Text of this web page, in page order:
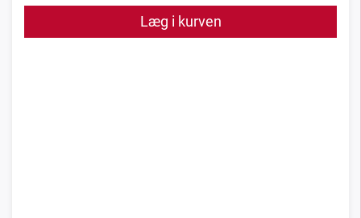
Læg i kurven